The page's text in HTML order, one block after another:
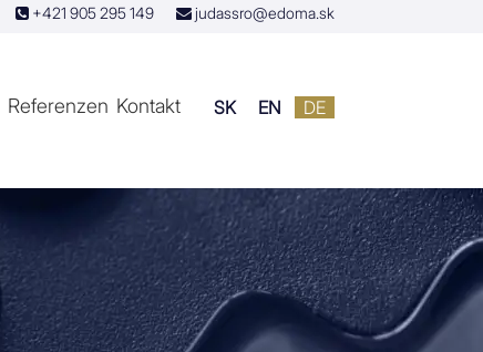
+421 905 295 149 judassro@edoma.sk
Referenzen Kontakt SK EN DE